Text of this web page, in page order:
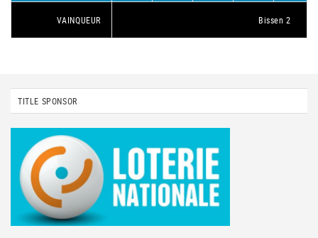
VAINQUEUR Bissen 2
TITLE SPONSOR